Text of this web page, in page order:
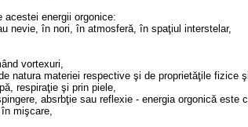
acestei energii orgonice:
nevie, în nori, în atmosferă, în spaţiul interstelar,
vortexuri,
natura materiei respective şi de proprietăţile fizice
respiraţie şi prin piele,
absrbţie sau reflexie - energia orgonică
mişcare,